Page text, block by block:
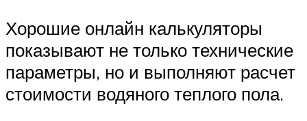
Хорошие онлайн калькуляторы
показывают не только технические
параметры, но и выполняют расчет
стоимости водяного теплого пола.